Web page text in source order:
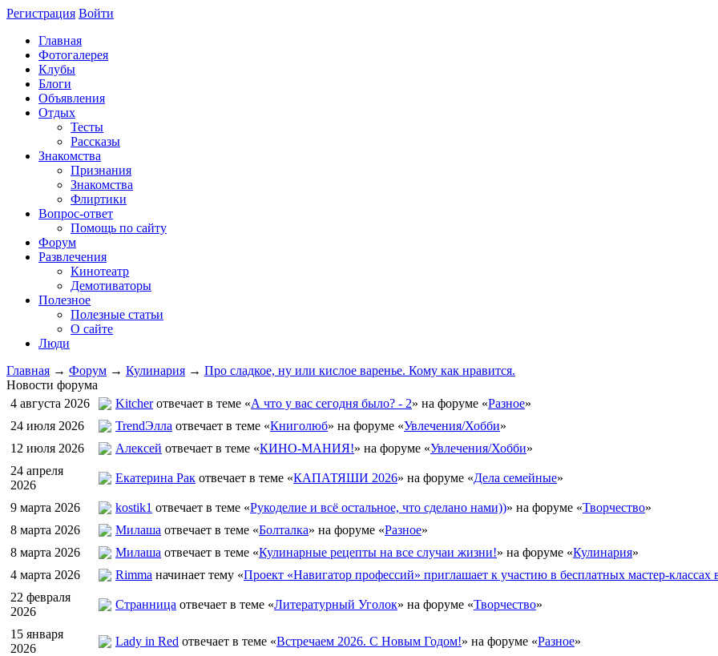
Регистрация Войти
Главная
Фотогалерея
Клубы
Блоги
Объявления
Отдых
Тесты
Рассказы
Знакомства
Признания
Знакомства
Флиртики
Вопрос-ответ
Помощь по сайту
Форум
Развлечения
Кинотеатр
Демотиваторы
Полезное
Полезные статьи
О сайте
Люди
Главная → Форум → Кулинария → Про сладкое, ну или кислое варенье. Кому как нравится.
Новости форума
4 августа 2026
Kitcherотвечает в теме «А что у вас сегодня было? - 2» на форуме «Разное»
24 июля 2026
TrendЭлла отвечает в теме «Книголюб» на форуме «Увлечения/Хобби»
12 июля 2026
Алексей отвечает в теме «КИНО-МАНИЯ!» на форуме «Увлечения/Хобби»
24 апреля
2026
Екатерина Рак отвечает в теме «КАПАТЯШИ 2026» на форуме «Дела семейные»
9 марта 2026 kostik1 отвечает в теме «Рукоделие и всё остальное, что сделано нами))» на форуме «Творчество»
8 марта 2026
Милаша отвечает в теме «Болталка» на форуме «Разное»
8 марта 2026
Милаша отвечает в теме «Кулинарные рецепты на все случаи жизни!» на форуме «Кулинария»
4 марта 2026
Rimma начинает тему «Проект «Навигатор профессий» приглашает к участию в бесплатных мастер-классах
22 февраля
2026
Странница отвечает в теме «Литературный Уголок» на форуме «Творчество»
15 января
2026
Lady in Red отвечает в теме «Встречаем 2026. С Новым Годом!» на форуме «Разное»